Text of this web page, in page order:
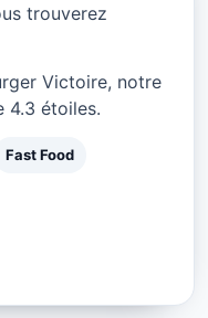
trouverez
Victoire, notre
4.3 étoiles.
Fast Food